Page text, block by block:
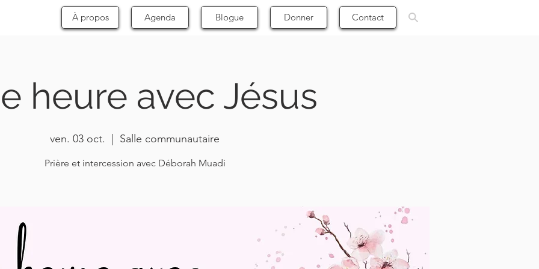
À propos Agenda Blogue Donner Contact
heure avec Jésus
ven. 03 oct. Salle communautaire
Prière et intercession avec Déborah Muadi